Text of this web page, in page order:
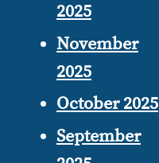
2025
November
2025
October 2025
September